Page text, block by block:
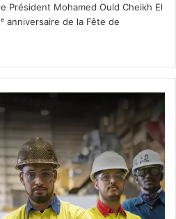
Président Mohamed Ould Cheikh El
anniversaire de la Fête de